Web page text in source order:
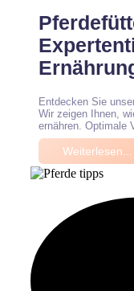
Entdecken Sie
Wir zeigen Ihnen,
ernähren. Optimale
Weiterlesen...